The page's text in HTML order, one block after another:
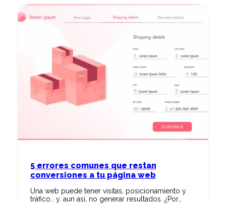
5 errores comunes que restan
conversiones a tu página web
Una web puede tener visitas, posicionamiento y
tráfico… y, aun así, no generar resultados. ¿Por…